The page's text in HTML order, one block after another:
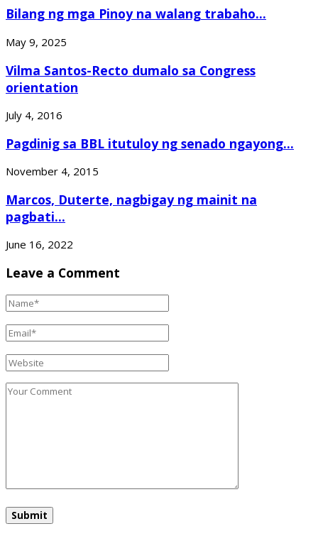
Bilang ng mga Pinoy na walang trabaho...
May 9, 2025
Vilma Santos-Recto dumalo sa Congress
orientation
July 4, 2016
Pagdinig sa BBL itutuloy ng senado ngayong...
November 4, 2015
Marcos, Duterte, nagbigay ng mainit na
pagbati...
June 16, 2022
Leave a Comment